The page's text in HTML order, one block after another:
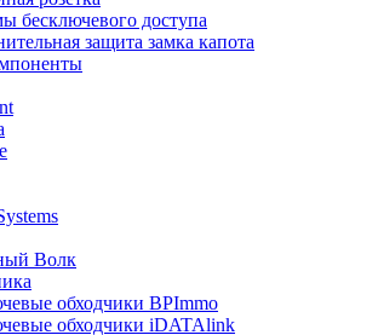
бесключевого доступа
защита замка капота
Волк
обходчики BPImmo
обходчики iDATAlink